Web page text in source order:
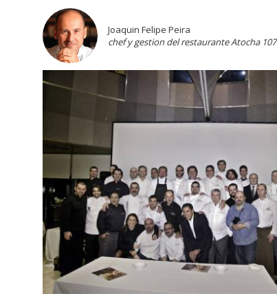
Joaquin Felipe Peira
chef y gestion del restaurante Atocha 107